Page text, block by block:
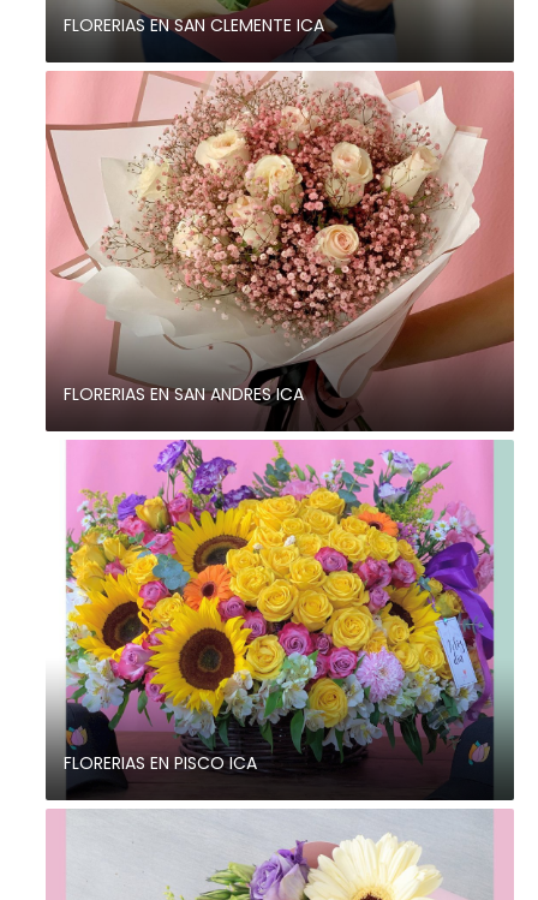
FLORERIAS EN SAN CLEMENTE ICA
FLORERIAS EN SAN ANDRES ICA
FLORERIAS EN PISCO ICA